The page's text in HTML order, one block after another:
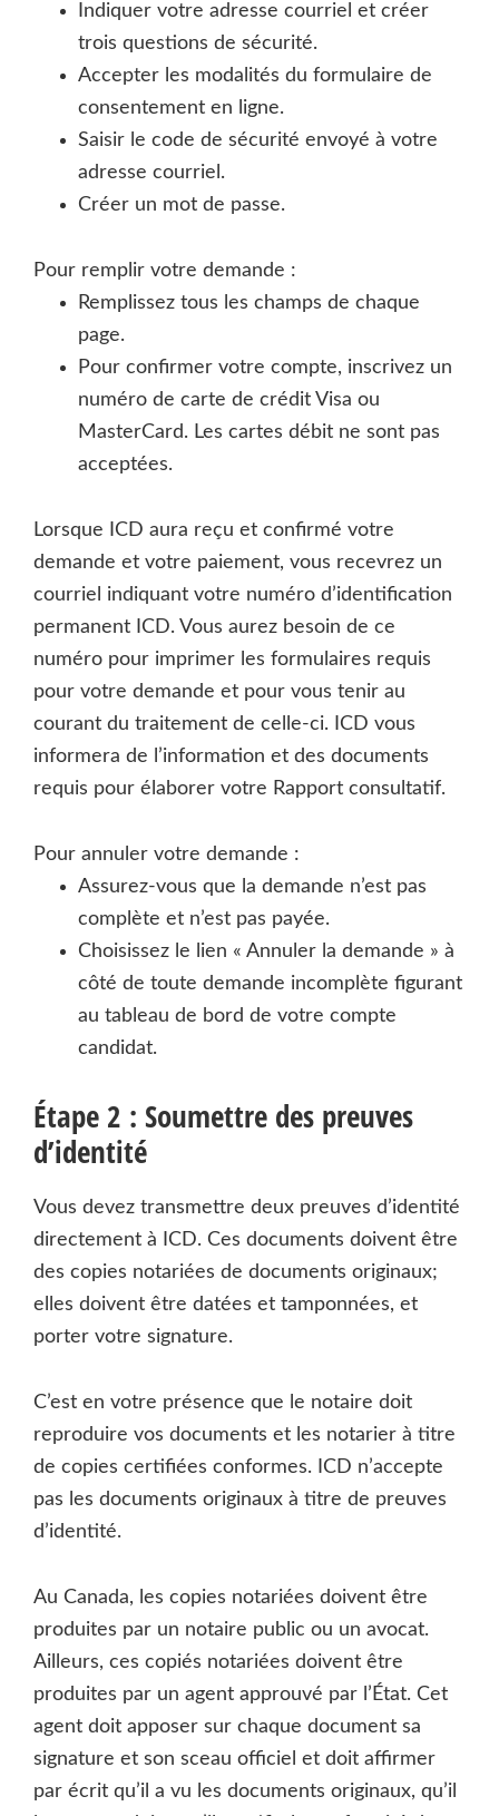
Indiquer votre adresse courriel et créer
trois questions de sécurité.
Accepter les modalités du formulaire de
consentement en ligne.
Saisir le code de sécurité envoyé à votre
adresse courriel.
Créer un mot de passe.
Pour remplir votre demande :
Remplissez tous les champs de chaque
page.
Pour confirmer votre compte, inscrivez un
numéro de carte de crédit Visa ou
MasterCard. Les cartes débit ne sont pas
acceptées.
Lorsque ICD aura reçu et confirmé votre
demande et votre paiement, vous recevrez un
courriel indiquant votre numéro d’identification
permanent ICD. Vous aurez besoin de ce
numéro pour imprimer les formulaires requis
pour votre demande et pour vous tenir au
courant du traitement de celle-ci. ICD vous
informera de l’information et des documents
requis pour élaborer votre Rapport consultatif.
Pour annuler votre demande :
Assurez-vous que la demande n’est pas
complète et n’est pas payée.
Choisissez le lien « Annuler la demande » à
côté de toute demande incomplète figurant
au tableau de bord de votre compte
candidat.
Étape 2 : Soumettre des preuves
d’identité
Vous devez transmettre deux preuves d’identité
directement à ICD. Ces documents doivent être
des copies notariées de documents originaux;
elles doivent être datées et tamponnées, et
porter votre signature.
C’est en votre présence que le notaire doit
reproduire vos documents et les notarier à titre
de copies certifiées conformes. ICD n’accepte
pas les documents originaux à titre de preuves
d’identité.
Au Canada, les copies notariées doivent être
produites par un notaire public ou un avocat.
Ailleurs, ces copiés notariées doivent être
produites par un agent approuvé par l’État. Cet
agent doit apposer sur chaque document sa
signature et son sceau officiel et doit affirmer
par écrit qu’il a vu les documents originaux, qu’il